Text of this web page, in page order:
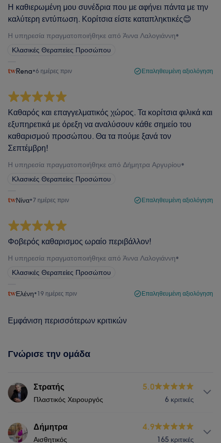
Η καθιερωμένη μου συνέδρια που με αφήνει πάντα με την
καλύτερη εντύπωση. Κορίτσια είστε καταπληκτικές😊
Η υπηρεσία πραγματοποιήθηκε από Άννα Λαλογιάννη•
Κλασικές Θεραπείες Προσώπου
Rena•6 ημέρες πριν Επαληθευμένη αξιολόγηση
Καθαρός και επαγγελματικός χώρος. Τα κορίτσια φιλικά και
εξυπηρετικά με όρεξη να αναλύσουν κάθε σημείο του
καθαρισμού προσώπου. Θα τα πούμε ξανά τον
Σεπτέμβρη!
Η υπηρεσία πραγματοποιήθηκε από Δήμητρα Αργυρίου•
Κλασικές Θεραπείες Προσώπου
Νίνα•7 ημέρες πριν Επαληθευμένη αξιολόγηση
Φοβερός καθαρισμος ωραίο περιβάλλον!
Η υπηρεσία πραγματοποιήθηκε από Άννα Λαλογιάννη•
Κλασικές Θεραπείες Προσώπου
Ελένη•19 ημέρες πριν Επαληθευμένη αξιολόγηση
Εμφάνιση περισσότερων κριτικών
Γνώρισε την ομάδα
Στρατής
Πλαστικός Χειρουργός
5.0
6 κριτικές
ΥπηρεσίεςΔήμητρα
Αισθητικός
4.9
165 κριτικές